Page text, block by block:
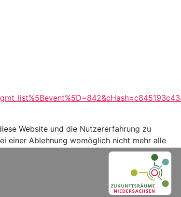
Website und die Nutzererfahrung zu
einer Ablehnung womöglich nicht mehr alle